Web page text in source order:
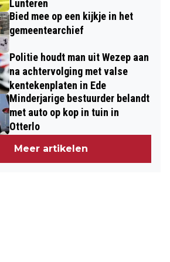
Lunteren
Bied mee op een kijkje in het
gemeentearchief
Politie houdt man uit Wezep aan
na achtervolging met valse
kentekenplaten in Ede
Minderjarige bestuurder belandt
met auto op kop in tuin in
Otterlo
Meer artikelen